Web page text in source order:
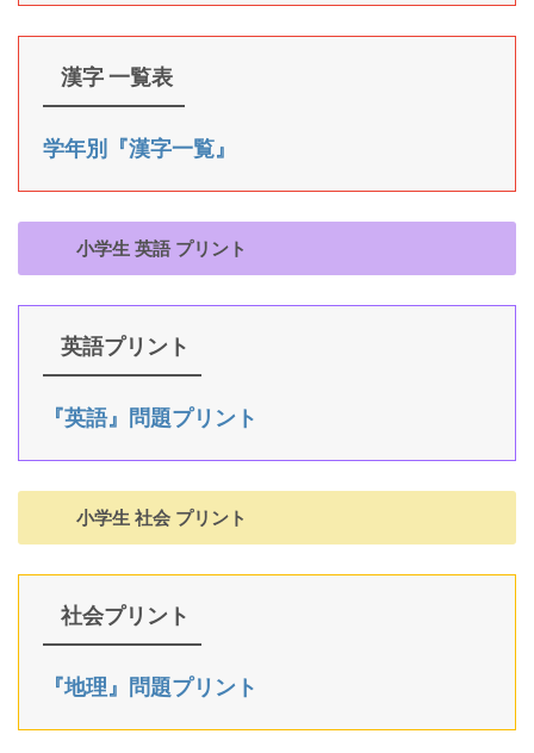
漢字 一覧表
学年別『漢字一覧』
小学生 英語 プリント
英語プリント
『英語』問題プリント
小学生 社会 プリント
社会プリント
『地理』問題プリント